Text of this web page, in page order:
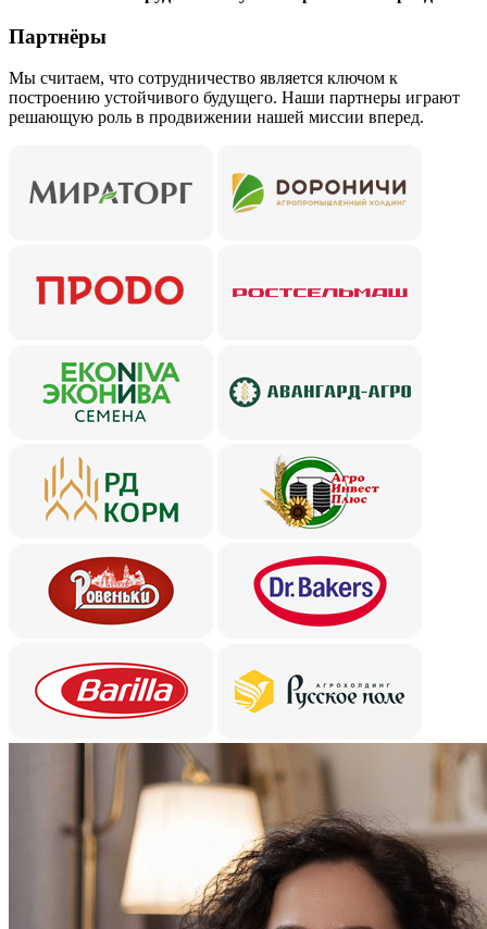
Партнёры
Мы считаем, что сотрудничество является ключом к
построению устойчивого будущего. Наши партнеры играют
решающую роль в продвижении нашей миссии вперед.